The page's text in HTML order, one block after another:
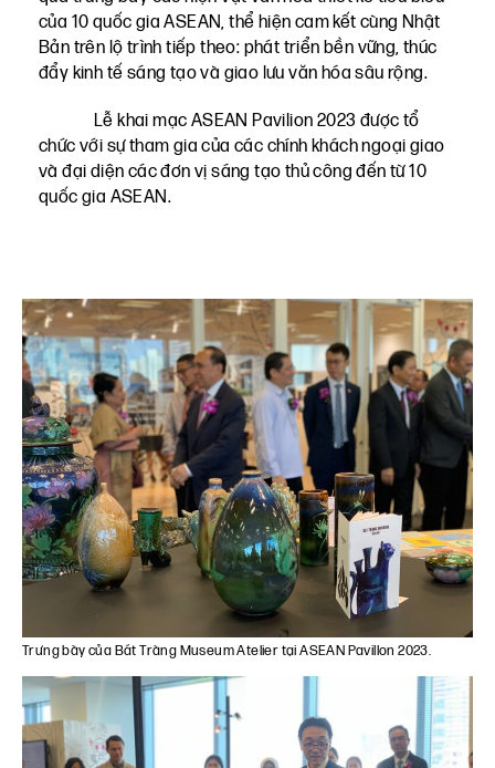
của 10 quốc gia ASEAN, thể hiện cam kết cùng Nhật
Bản trên lộ trình tiếp theo: phát triển bền vững, thúc
đẩy kinh tế sáng tạo và giao lưu văn hóa sâu rộng.
Lễ khai mạc ASEAN Pavilion 2023 được tổ
chức với sự tham gia của các chính khách ngoại giao
và đại diện các đơn vị sáng tạo thủ công đến từ 10
quốc gia ASEAN.
Trưng bày của Bát Tràng Museum Atelier tạiASEAN Pavillon 2023.